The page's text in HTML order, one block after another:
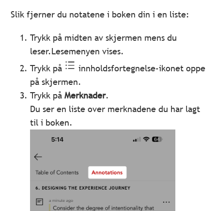
Slik fjerner du notatene i boken din i en liste:
Trykk på midten av skjermen mens du
leser.Lesemenyen vises.
Trykk på
innholdsfortegnelse-ikonet oppe
på skjermen.
Trykk påMerknader.
Du ser en liste over merknadene du har lagt
til i boken.